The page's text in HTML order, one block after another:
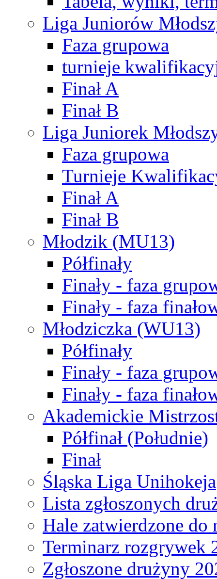
Liga Juniorów
Faza grupowa
turnieje
Finał A
Finał B
Liga Juniorek
Faza grupowa
Turnieje
Finał A
Finał B
Młodzik (MU13)
Półfinały
Finały - faza
Finały - faza
Młodziczka (WU13)
Półfinały
Finały - faza
Finały - faza
Akademickie
Półfinał (Południe)
Finał
Śląska Liga Unihokeja
Lista zgłoszonych
Hale zatwierdzone do
Terminarz rozgrywek
Zgłoszone drużyny